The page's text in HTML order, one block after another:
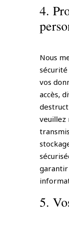
4.
Nous
vos
accès,
veuillez
garantir
5.